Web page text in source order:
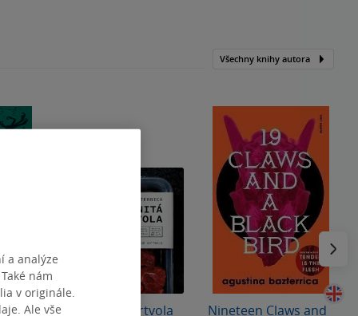
Všechny knihy autora
a Znamenitá mrtvola Nineteen Claws and
a analýze
nám
v originále.
Ale vše